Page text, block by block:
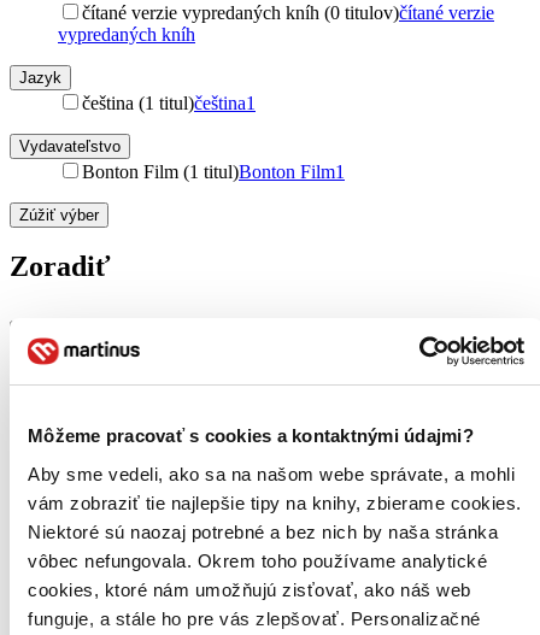
Môžeme pracovať s cookies a kontaktnými údajmi?
Aby sme vedeli, ako sa na našom webe správate, a mohli
vám zobraziť tie najlepšie tipy na knihy, zbierame cookies.
Niektoré sú naozaj potrebné a bez nich by naša stránka
vôbec nefungovala. Okrem toho používame analytické
cookies, ktoré nám umožňujú zisťovať, ako náš web
funguje, a stále ho pre vás zlepšovať. Personalizačné
čítané verzie vypredaných kníh (0 titulov)čítané verzie
vypredaných kníh
Jazyk
čeština (1 titul)čeština1
Vydavateľstvo
Bonton Film (1 titul)Bonton Film1
Zúžiť výber
Zoradiť
Bestsellery
Novinky
Najdrahšie
Najlacnejšie
Najvyššia zľava